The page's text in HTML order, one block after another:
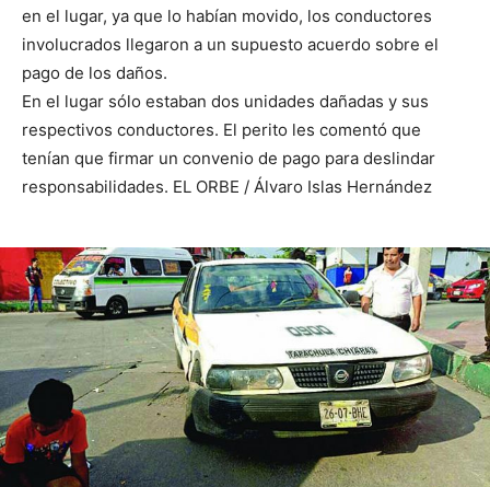
en el lugar, ya que lo habían movido, los conductores
involucrados llegaron a un supuesto acuerdo sobre el
pago de los daños.
En el lugar sólo estaban dos unidades dañadas y sus
respectivos conductores. El perito les comentó que
tenían que firmar un convenio de pago para deslindar
responsabilidades. EL ORBE / Álvaro Islas Hernández